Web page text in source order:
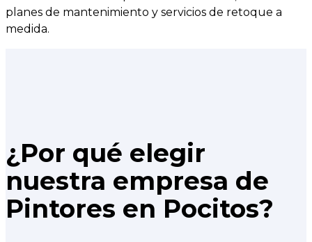
planes de mantenimiento y servicios de retoque a
medida.
¿Por qué elegir
nuestra empresa de
Pintores en Pocitos?